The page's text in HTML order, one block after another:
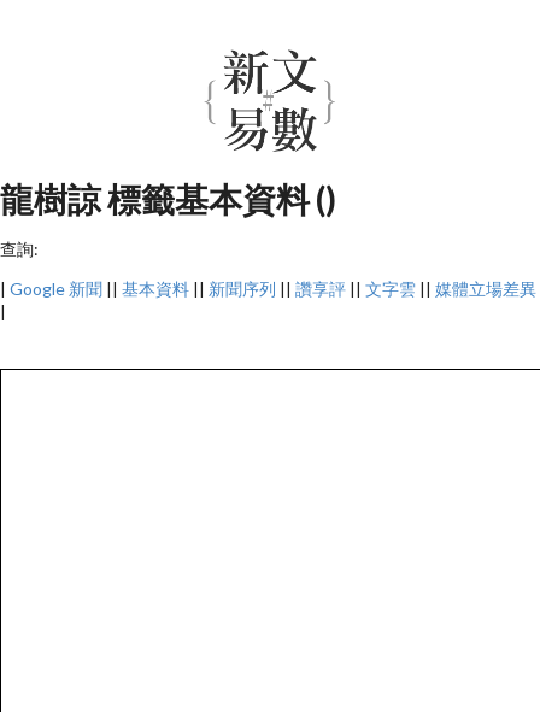
龍樹諒 標籤基本資料 ()
查詢:
| Google 新聞 || 基本資料 || 新聞序列 || 讚享評 || 文字雲 || 媒體立場差異
|